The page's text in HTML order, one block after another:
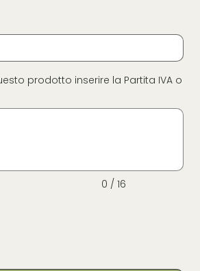
prodotto inserire la Partita IVA o
0 / 16